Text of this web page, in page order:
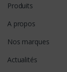
Produits
A propos
Nos marques
Actualités